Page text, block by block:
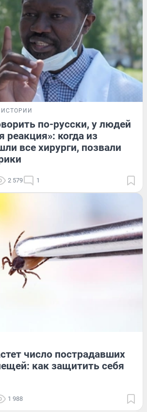
ИСТОРИИ
по-русски, у людей
реакция»: когда из
все хирурги, позвали
2 579 1
число пострадавших
как защитить себя
1 988